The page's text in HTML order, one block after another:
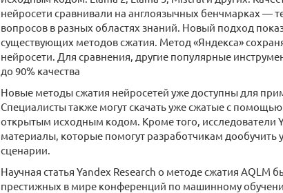
нейросети сравнивали на англоязычных бенчмарках —
вопросов в разных областях знаний. Новый подход
существующих методов сжатия. Метод «Яндекса»
нейросети. Для сравнения, другие популярные
до 90% качества
Новые методы сжатия нейросетей уже доступны для
Специалисты также могут скачать уже сжатые с
открытым исходным кодом. Кроме того,
материалы, которые помогут разработчикам
сценарии.
Научная статья Yandex Research о методе сжатия
престижных в мире конференций по машинному